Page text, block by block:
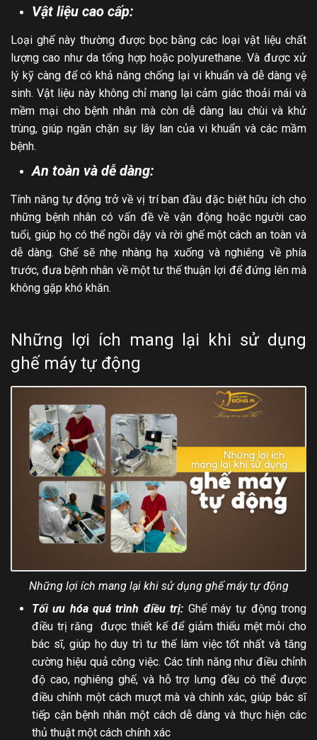
Vật liệu cao cấp:
Loại ghế này thường được bọc bằng các loại vật liệu chất
lượng cao như da tổng hợp hoặc polyurethane. Và được xử
lý kỹ càng để có khả năng chống lại vi khuẩn và dễ dàng vệ
sinh. Vật liệu này không chỉ mang lại cảm giác thoải mái và
mềm mại cho bệnh nhân mà còn dễ dàng lau chùi và khử
trùng, giúp ngăn chặn sự lây lan của vi khuẩn và các mầm
bệnh.
An toàn và dễ dàng:
Tính năng tự động trở về vị trí ban đầu đặc biệt hữu ích cho
những bệnh nhân có vấn đề về vận động hoặc người cao
tuổi, giúp họ có thể ngồi dậy và rời ghế một cách an toàn và
dễ dàng. Ghế sẽ nhẹ nhàng hạ xuống và nghiêng về phía
trước, đưa bệnh nhân về một tư thế thuận lợi để đứng lên mà
không gặp khó khăn.
Những lợi ích mang lại khi sử dụng
ghế máy tự động
Những lợi ích mang lại khi sử dụng ghế máy tự động
Tối ưu hóa quá trình điều trị: Ghế máy tự động trong
điều trị răng được thiết kế để giảm thiểu mệt mỏi cho
bác sĩ, giúp họ duy trì tư thế làm việc tốt nhất và tăng
cường hiệu quả công việc. Các tính năng như điều chỉnh
độ cao, nghiêng ghế, và hỗ trợ lưng đều có thể được
điều chỉnh một cách mượt mà và chính xác, giúp bác sĩ
tiếp cận bệnh nhân một cách dễ dàng và thực hiện các
thủ thuật một cách chính xác